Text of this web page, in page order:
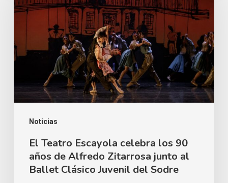
Noticias
Escayola
los
90
Alfredo
Zitarrosa
junto
Ballet
El Teatro Escayola celebra los 90
años de Alfredo Zitarrosa junto al
Ballet Clásico Juvenil del Sodre